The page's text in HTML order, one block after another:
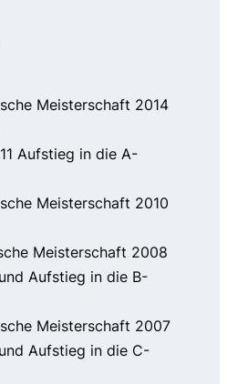
Meisterschaft 2014
Aufstieg in die A-
Meisterschaft 2010
Meisterschaft 2008
Aufstieg in die B-
Meisterschaft 2007
Aufstieg in die C-